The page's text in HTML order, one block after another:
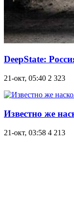
DeepState:
21-окт, 05:40 2 323
Известно же
21-окт, 03:58 4 213